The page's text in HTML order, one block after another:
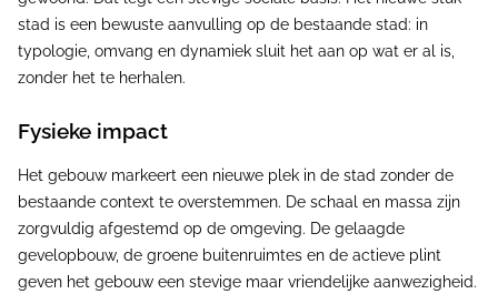
stad is een bewuste aanvulling op de bestaande stad: in
typologie, omvang en dynamiek sluit het aan op wat er al is,
zonder het te herhalen.
Fysieke impact
Het gebouw markeert een nieuwe plek in de stad zonder de
bestaande context te overstemmen. De schaal en massa zijn
zorgvuldig afgestemd op de omgeving. De gelaagde
gevelopbouw, de groene buitenruimtes en de actieve plint
geven het gebouw een stevige maar vriendelijke aanwezigheid.